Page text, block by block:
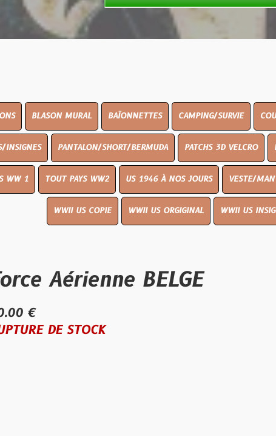
MURAL BAÏONNETTES CAMPING/SURVIE COUTELLERIE
PANTALON/SHORT/BERMUDA PATCHS 3D VELCRO PEINTURE
PAYS WW2 US 1946 À NOS JOURS VESTE/MANTEAU
WWII US COPIE WWII US ORGIGINAL WWII US INSIGNES
BELGE
STOCK